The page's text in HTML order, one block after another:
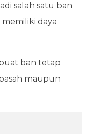
salah satu ban
daya
ban tetap
maupun